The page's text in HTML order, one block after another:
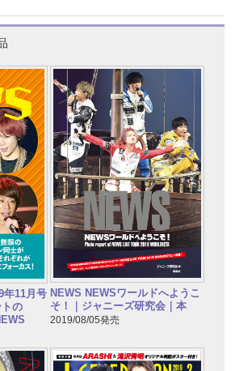
11月号
の
NEWS NEWSワールドへようこ
そ！｜ジャニーズ研究会｜本
2019/08/05発売